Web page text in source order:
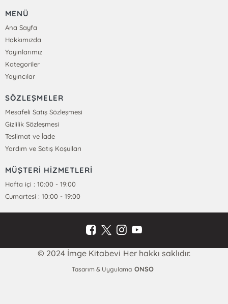
MENÜ
Ana Sayfa
Hakkımızda
Yayınlarımız
Kategoriler
Yayıncılar
SÖZLEŞMELER
Mesafeli Satış Sözleşmesi
Gizlilik Sözleşmesi
Teslimat ve İade
Yardım ve Satış Koşulları
MÜŞTERİ HİZMETLERİ
Hafta içi : 10:00 - 19:00
Cumartesi : 10:00 - 19:00
© 2024 İmge Kitabevi Her hakkı saklıdır.
Tasarım & Uygulama ONSO